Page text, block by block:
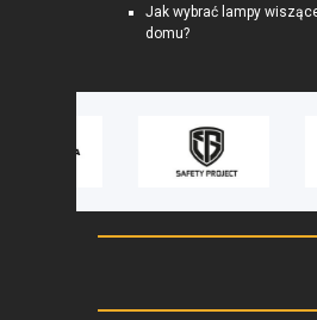
Jak wybrać lampy
domu?